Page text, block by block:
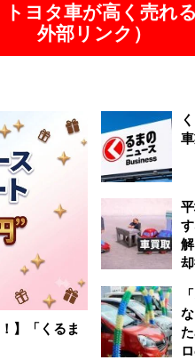
トヨタ車が高く売れ
外部リンク）
】「くるま